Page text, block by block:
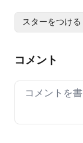
スターをつける
コメント
Your